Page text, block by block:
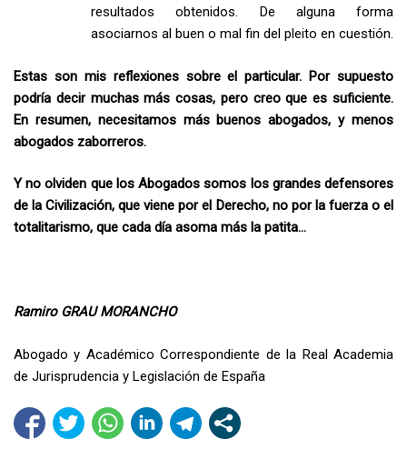
resultados obtenidos. De alguna forma
asociarnos al buen o mal fin del pleito en cuestión.
Estas son mis reflexiones sobre el particular. Por supuesto
podría decir muchas más cosas, pero creo que es suficiente.
En resumen, necesitamos más buenos abogados, y menos
abogados zaborreros.
Y no olviden que los Abogados somos los grandes defensores
de la Civilización, que viene por el Derecho, no por la fuerza o el
totalitarismo, que cada día asoma más la patita…
Ramiro GRAU MORANCHO
Abogado y Académico Correspondiente de la Real Academia
de Jurisprudencia y Legislación de España